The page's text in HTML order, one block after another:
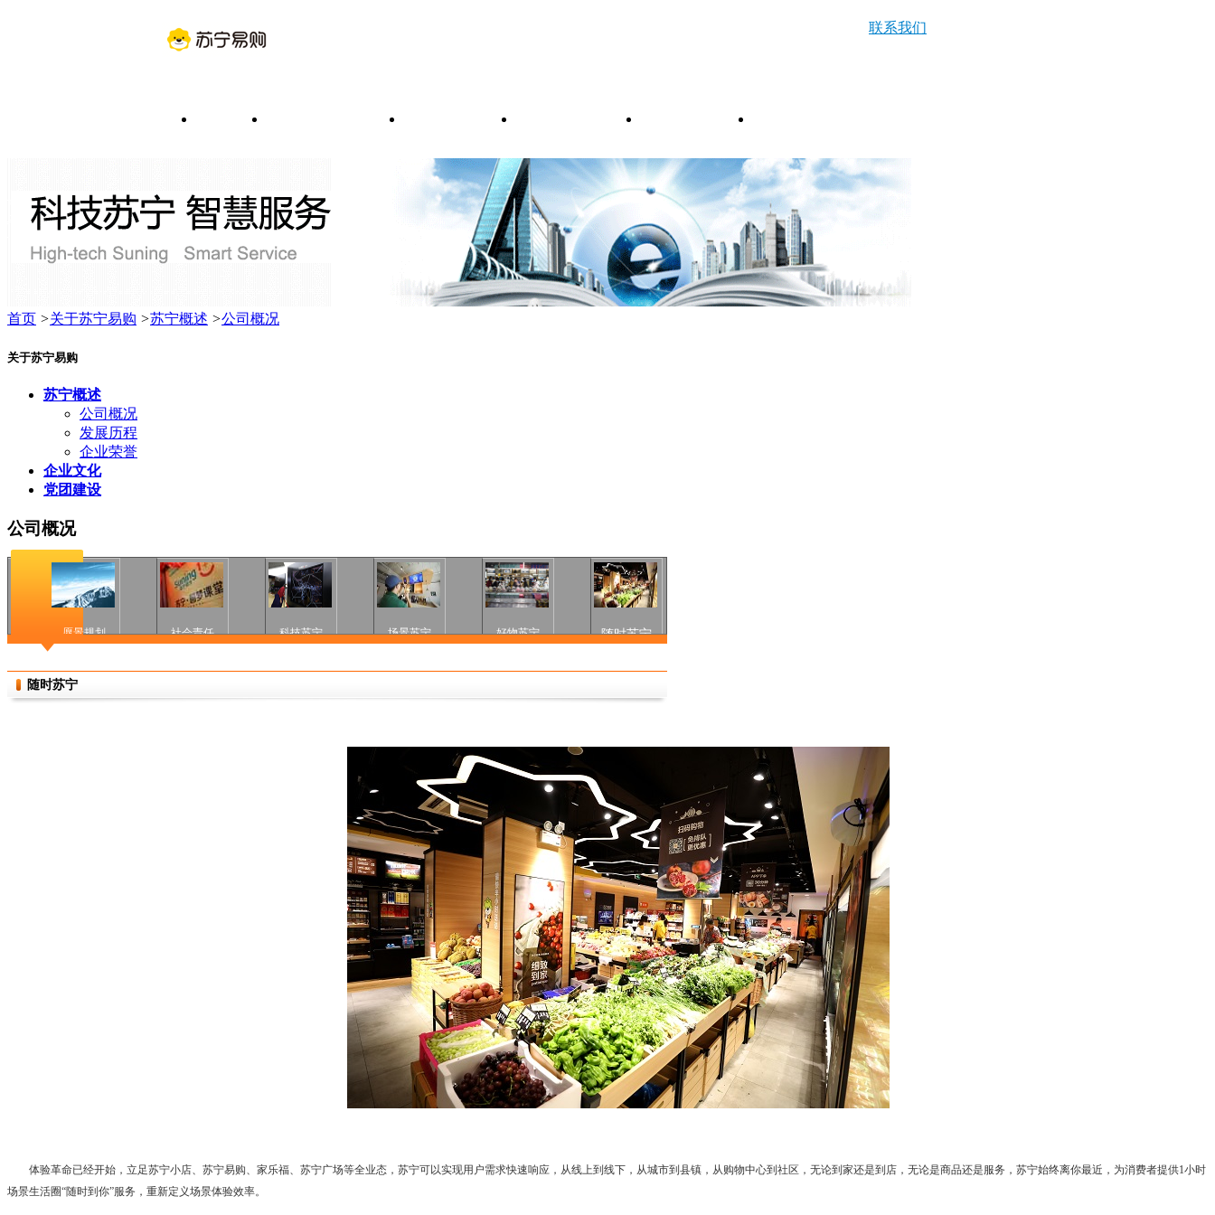
联系我们
首页 >关于苏宁易购 >苏宁概述 >公司概况
关于苏宁易购
苏宁概述
公司概况
发展历程
企业荣誉
企业文化
党团建设
公司概况
愿景规划 社会责任 科技苏宁 场景苏宁 好物苏宁 随时苏宁
随时苏宁
体验革命已经开始，立足苏宁小店、苏宁易购、家乐福、苏宁广场等全业态，苏宁可以实现用户需求快速响应，从线上到线下，从城市到县镇，从购物中心到社区，无论到家还是到店，无论是商品还是服务，苏宁始终离你最近，为消费者提供1小时
场景生活圈“随时到你”服务，重新定义场景体验效率。